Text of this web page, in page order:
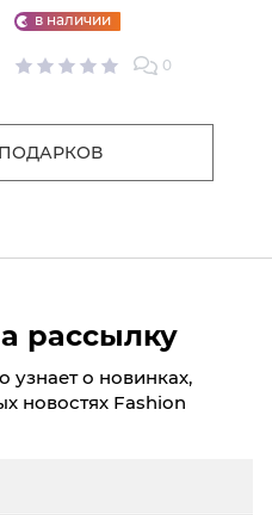
ИГРУШКА
в наличии
0
рассылку
узнает о новинках,
новостях Fashion